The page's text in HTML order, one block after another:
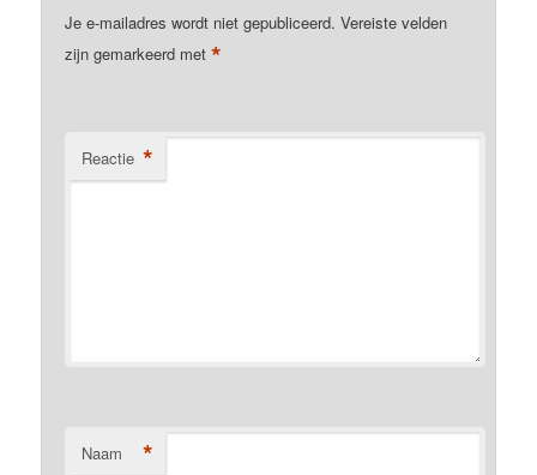
Je e-mailadres wordt niet gepubliceerd. Vereiste velden
zijn gemarkeerd met *
Reactie *
Naam *